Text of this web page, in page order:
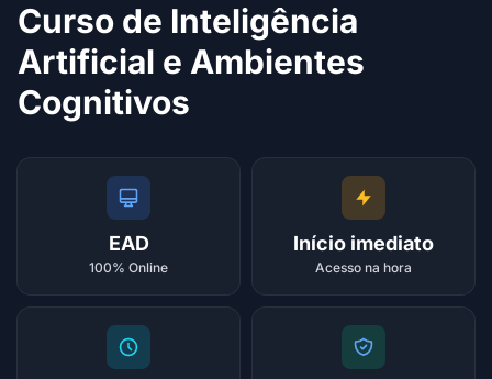
Curso de Inteligência
Artificial e Ambientes
Cognitivos
EAD
100% Online
Início imediato
Acesso na hora